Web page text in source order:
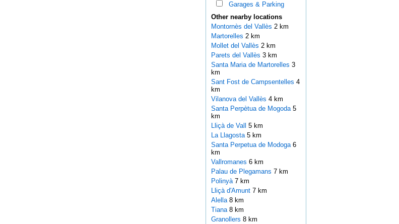
Garages & Parking
Other nearby locations
Montornès del Vallès 2 km
Martorelles 2 km
Mollet del Vallès 2 km
Parets del Vallès 3 km
Santa Maria de Martorelles 3
km
Sant Fost de Campsentelles 4
km
Vilanova del Vallès 4 km
Santa Perpètua de Mogoda 5
km
Lliçà de Vall 5 km
La Llagosta 5 km
Santa Perpetua de Modoga 6
km
Vallromanes 6 km
Palau de Plegamans 7 km
Polinyà 7 km
Lliçà d'Amunt 7 km
Alella 8 km
Tiana 8 km
Granollers 8 km